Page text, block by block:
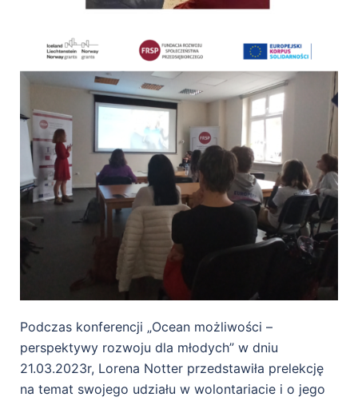
Podczas konferencji „Ocean możliwości –
perspektywy rozwoju dla młodych” w dniu
21.03.2023r, Lorena Notter przedstawiła prelekcję
na temat swojego udziału w wolontariacie i o jego